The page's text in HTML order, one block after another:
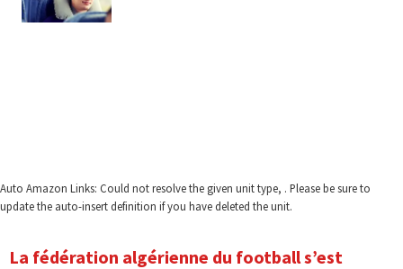
Auto Amazon Links: Could not resolve the given unit type, . Please be sure to
update the auto-insert definition if you have deleted the unit.
La fédération algérienne du football s’est